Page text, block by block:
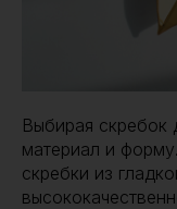
Выбирая скребок
материал и
скребки из